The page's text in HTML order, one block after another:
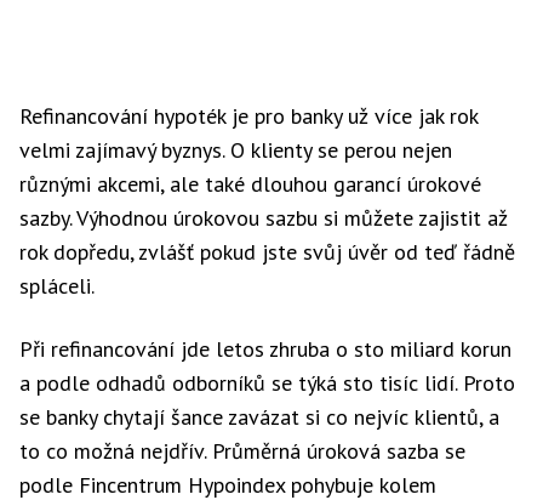
Refinancování hypoték je pro banky už více jak rok
velmi zajímavý byznys. O klienty se perou nejen
různými akcemi, ale také dlouhou garancí úrokové
sazby. Výhodnou úrokovou sazbu si můžete zajistit až
rok dopředu, zvlášť pokud jste svůj úvěr od teď řádně
spláceli.
Při refinancování jde letos zhruba o sto miliard korun
a podle odhadů odborníků se týká sto tisíc lidí. Proto
se banky chytají šance zavázat si co nejvíc klientů, a
to co možná nejdřív. Průměrná úroková sazba se
podle Fincentrum Hypoindex pohybuje kolem